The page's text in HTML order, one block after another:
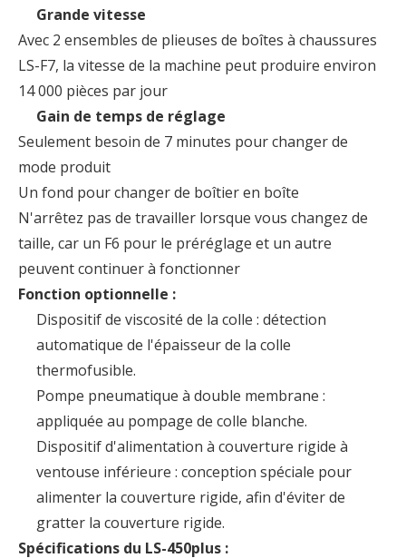
Grande vitesse
Avec 2 ensembles de plieuses de boîtes à chaussures
LS-F7, la vitesse de la machine peut produire environ
14 000 pièces par jour
Gain de temps de réglage
Seulement besoin de 7 minutes pour changer de
mode produit
Un fond pour changer de boîtier en boîte
N'arrêtez pas de travailler lorsque vous changez de
taille, car un F6 pour le préréglage et un autre
peuvent continuer à fonctionner
Fonction optionnelle :
Dispositif de viscosité de la colle : détection
automatique de l'épaisseur de la colle
thermofusible.
Pompe pneumatique à double membrane :
appliquée au pompage de colle blanche.
Dispositif d'alimentation à couverture rigide à
ventouse inférieure : conception spéciale pour
alimenter la couverture rigide, afin d'éviter de
gratter la couverture rigide.
Spécifications du LS-450plus :